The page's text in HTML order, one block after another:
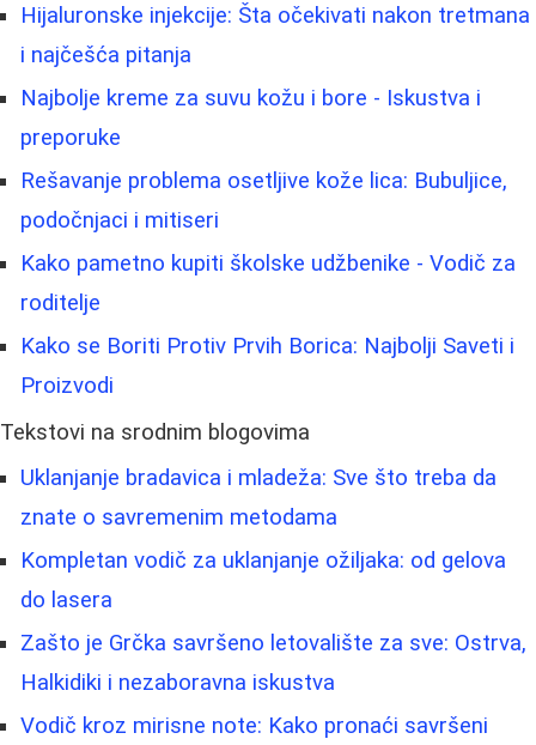
Hijaluronske injekcije: Šta očekivati nakon tretmana
i najčešća pitanja
Najbolje kreme za suvu kožu i bore - Iskustva i
preporuke
Rešavanje problema osetljive kože lica: Bubuljice,
podočnjaci i mitiseri
Kako pametno kupiti školske udžbenike - Vodič za
roditelje
Kako se Boriti Protiv Prvih Borica: Najbolji Saveti i
Proizvodi
Tekstovi na srodnim blogovima
Uklanjanje bradavica i mladeža: Sve što treba da
znate o savremenim metodama
Kompletan vodič za uklanjanje ožiljaka: od gelova
do lasera
Zašto je Grčka savršeno letovalište za sve: Ostrva,
Halkidiki i nezaboravna iskustva
Vodič kroz mirisne note: Kako pronaći savršeni